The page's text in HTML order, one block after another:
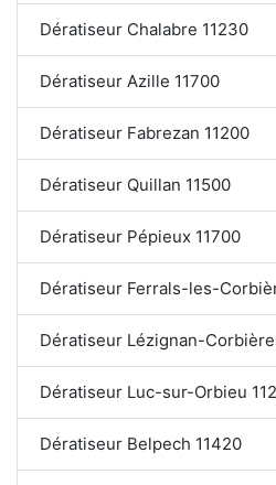
Dératiseur Chalabre 11230
Dératiseur Azille 11700
Dératiseur Fabrezan 11200
Dératiseur Quillan 11500
Dératiseur Pépieux 11700
Dératiseur Ferrals-les-
Dératiseur Lézignan-
Dératiseur Luc-sur-Orbieu
Dératiseur Belpech 11420